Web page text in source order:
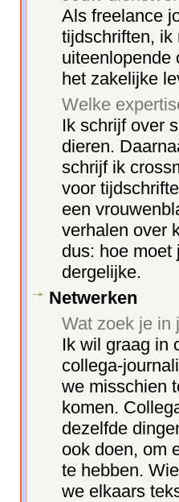
Als freelance
tijdschriften, ik
uiteenlopende
het zakelijke
Welke
Ik schrijf over
dieren.
schrijf ik
voor
een
verhalen over
dus: hoe moet
dergelijke.
Netwerken
Wat zoek je in
Ik wil graag in
collega-
we misschien
komen.
dezelfde
ook doen, om
te hebben.
we elkaars